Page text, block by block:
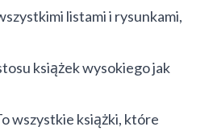
listami i rysunkami,
książek wysokiego jak
wszystkie książki, które